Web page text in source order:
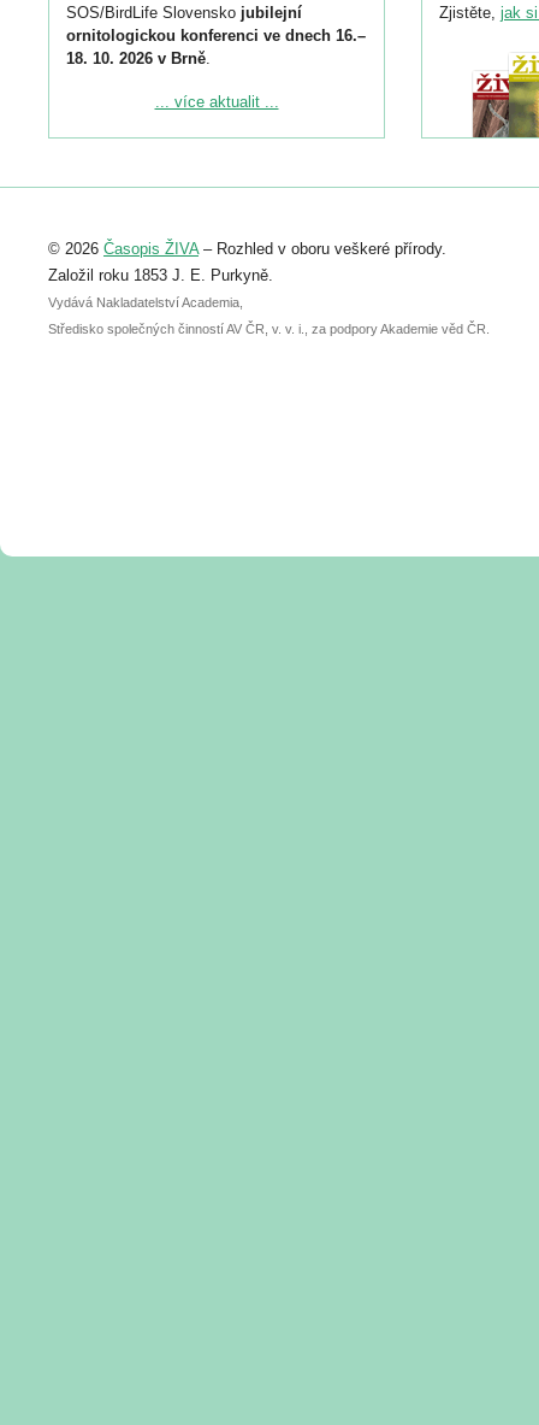
SOS/BirdLife Slovensko jubilejní
ornitologickou konferenci ve dnech 16.–
18. 10. 2026 v Brně.
Podrobnější informace ke konferenci
Registrovat se můžete do 6. září.
abstraktu přihlášené přednášky nebo
posteru je už 30. června.
... více aktualit ...
Zjistěte, jak
© 2026 Časopis ŽIVA– Rozhled v oboru veškeré přírody.
Založil roku 1853 J. E. Purkyně.
Vydává Nakladatelství Academia,
Středisko společných činností AV ČR, v. v. i., za podpory Akademie věd ČR.